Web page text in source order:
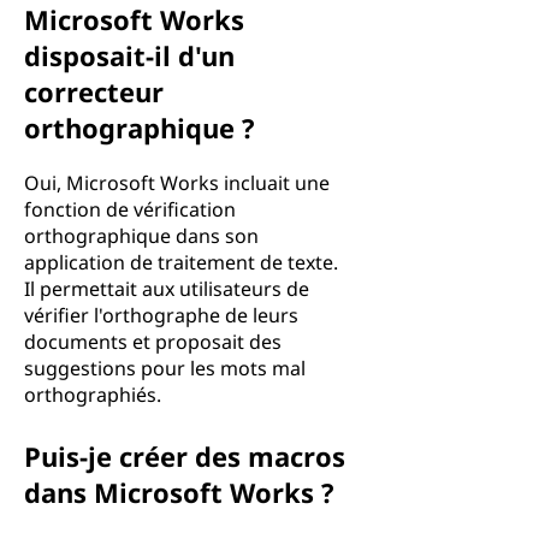
Microsoft Works
disposait-il d'un
correcteur
orthographique ?
Oui, Microsoft Works incluait une
fonction de vérification
orthographique dans son
application de traitement de texte.
Il permettait aux utilisateurs de
vérifier l'orthographe de leurs
documents et proposait des
suggestions pour les mots mal
orthographiés.
Puis-je créer des macros
dans Microsoft Works ?